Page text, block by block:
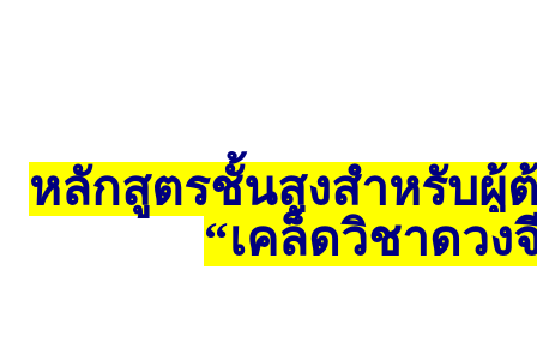
หลักสูตรชั้นสูงสำหรับผู้
“เคล็ดวิชาดวง